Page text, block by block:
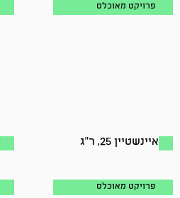
פרויקט מאוכלס
איינשטיין 25, ר"ג
פרויקט מאוכלס